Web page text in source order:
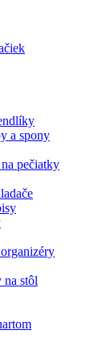
a spony
pečiatky
na stôl